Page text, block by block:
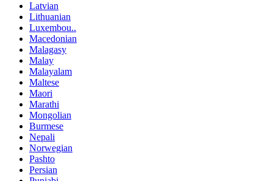
Latvian
Lithuanian
Luxembou..
Macedonian
Malagasy
Malay
Malayalam
Maltese
Maori
Marathi
Mongolian
Burmese
Nepali
Norwegian
Pashto
Persian